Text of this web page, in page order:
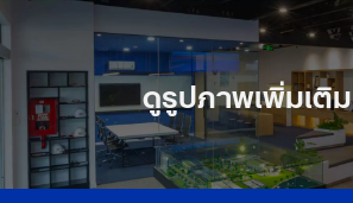
ดูรูปภาพเพิ่มเติม